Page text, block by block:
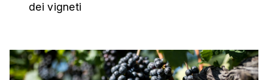
dei vigneti